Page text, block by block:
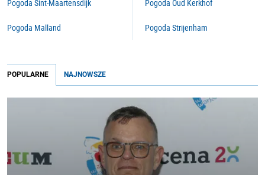
Pogoda Sint-Maartensdijk
Pogoda Malland
Pogoda Oud Kerkhof
Pogoda Strijenham
POPULARNE NAJNOWSZE